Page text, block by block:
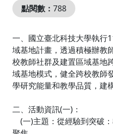
點閱數： 788
一、國立臺北科技大學執行
域基地計畫，透過積極辦教
校教師社群及建置區域基地
域基地模式，健全跨校教師
學研究能量和教學品質，建
二、活動資訊(一)：
(一)主題：從經驗到突破